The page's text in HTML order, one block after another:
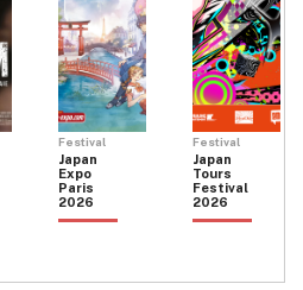
Festival
Japan
Expo
Paris
2026
Festival
Japan
Tours
Festival
2026